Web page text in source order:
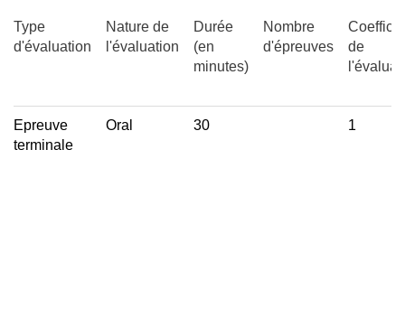
Type
d'évaluation
Nature de
l'évaluation
Durée
(en
minutes)
Nombre
d'épreuves
de
Epreuve
terminale
Oral 30 1